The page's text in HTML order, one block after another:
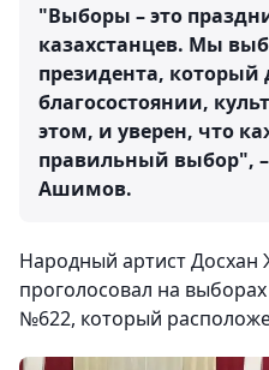
"Выборы – это
казахстанцев. Мы
президента, который
благосостоянии,
этом, и уверен, что
правильный выбор",
Ашимов.
Народный артист
проголосовал на
№622, который